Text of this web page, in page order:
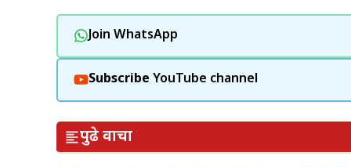
Join WhatsApp
Subscribe YouTube channel
पुढे वाचा